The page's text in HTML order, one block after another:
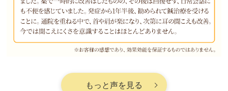
もっと声を見る